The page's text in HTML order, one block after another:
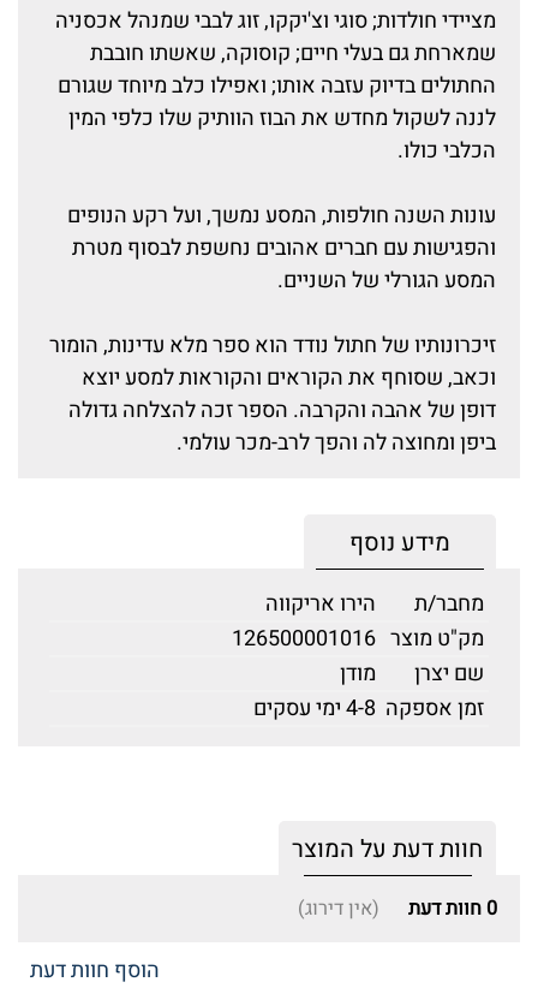
מציידי חולדות; סוגי וצ'יקקו, זוג לבבי שמנהל אכסניה
שמארחת גם בעלי חיים; קוסוקה, שאשתו חובבת
החתולים בדיוק עזבה אותו; ואפילו כלב מיוחד שגורם
לננה לשקול מחדש את הבוז הוותיק שלו כלפי המין
הכלבי כולו.
עונות השנה חולפות, המסע נמשך, ועל רקע הנופים
והפגישות עם חברים אהובים נחשפת לבסוף מטרת
המסע הגורלי של השניים.
זיכרונותיו של חתול נודד הוא ספר מלא עדינות, הומור
וכאב, שסוחף את הקוראים והקוראות למסע יוצא
דופן של אהבה והקרבה. הספר זכה להצלחה גדולה
ביפן ומחוצה לה והפך לרב-מכר עולמי.
מידע נוסף
מחבר/ת
הירו אריקווה
מק"ט מוצר 126500001016
שם יצרן
מודן
זמן אספקה 4-8 ימי עסקים
חוות דעת על המוצר
0 חוות דעת (אין דירוג)
הוסף חוות דעת